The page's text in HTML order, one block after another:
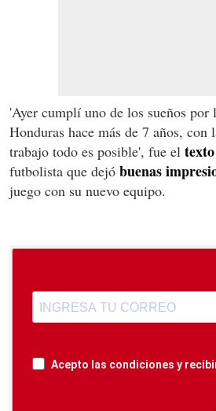
'Ayer cumplí uno de los sueños por
Honduras hace más de 7 años, con
trabajo todo es posible', fue el
futbolista que dejó buenas
juego con su nuevo equipo.
Acepto las condiciones y